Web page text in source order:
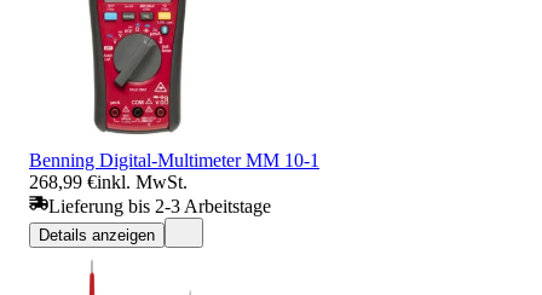
Benning Digital-Multimeter MM 10-1
268,99 €inkl. MwSt.
Lieferung bis 2-3 Arbeitstage
Details anzeigen